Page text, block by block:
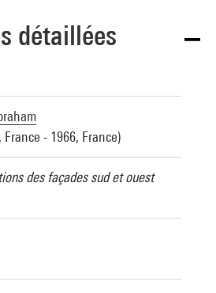
détaillées
France - 1966, France)
des façades sud et ouest